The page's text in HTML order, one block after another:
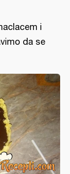
i
da se